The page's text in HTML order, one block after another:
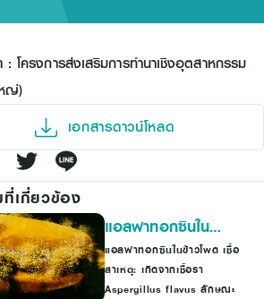
: โครงการส่งเสริมการทำนาเชิงอุตสาหกรรม
ญ่)
เอกสารดาวน์โหลด
เกี่ยวข้อง
แอลฟาทอกซินใน
ข้าวโพด
แอลฟาทอกซินในข้าวโพด เชื้อ
สาเหตุ: เกิดจากเชื้อรา
Aspergillus flavus ลักษณะ